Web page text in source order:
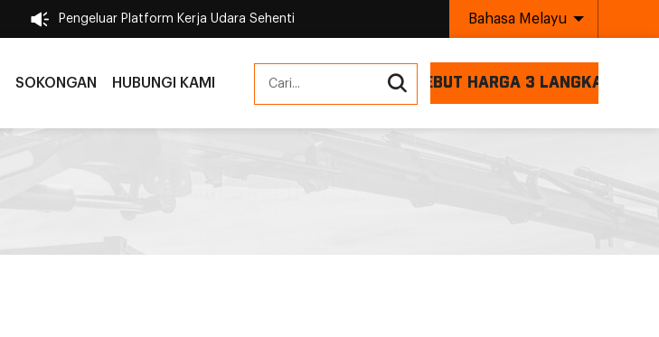
Pengeluar Platform Kerja Udara Sehenti Bahasa Melayu
SOKONGAN HUBUNGI KAMI SEBUT HARGA 3 LANGKAH